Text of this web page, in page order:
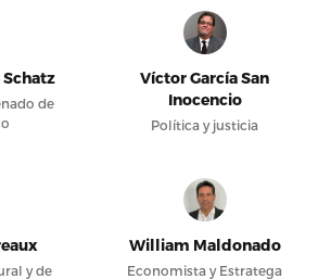
Schatz
de
Víctor García San
Inocencio
Política y justicia
y de
William Maldonado
Economista y Estratega